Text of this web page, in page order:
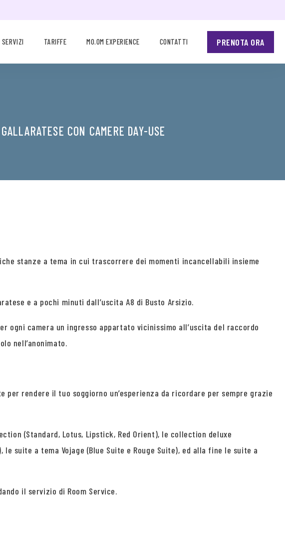
SERVIZI TARIFFE MO.OM EXPERIENCE CONTATTI PRENOTA ORA
CON CAMERE DAY-USE
stanze a tema in cui trascorrere dei momenti incancellabili insieme
e a pochi minuti dall’uscita A8 di Busto Arsizio.
ogni camera un ingresso appartato vicinissimo all’uscita del raccordo
nell’anonimato.
rendere il tuo soggiorno un’esperienza da ricordare per sempre grazie
(Standard, Lotus, Lipstick, Red Orient), le collection deluxe
suite a tema Vojage (Blue Suite e Rouge Suite), ed alla fine le suite a
il servizio di Room Service.